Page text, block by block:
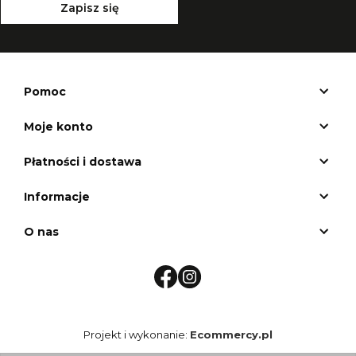
Zapisz się
Pomoc
Moje konto
Płatności i dostawa
Informacje
O nas
Projekt i wykonanie: Ecommercy.pl